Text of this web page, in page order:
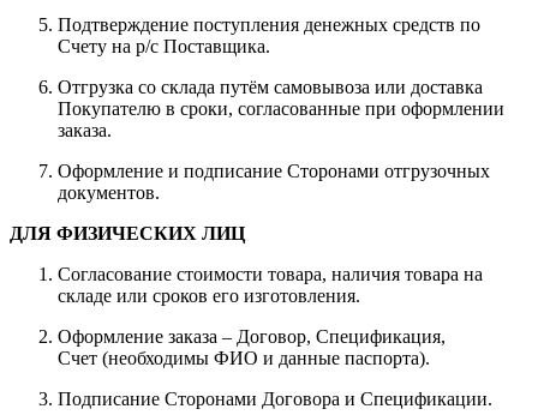
Подтверждение поступления денежных средств по
Счету на р/с Поставщика.
Отгрузка со склада путём самовывоза или доставка
Покупателю в сроки, согласованные при оформлении
заказа.
Оформление и подписание Сторонами отгрузочных
документов.
ДЛЯ ФИЗИЧЕСКИХ ЛИЦ
Согласование стоимости товара, наличия товара на
складе или сроков его изготовления.
Оформление заказа – Договор, Спецификация,
Счет (необходимы ФИО и данные паспорта).
Подписание Сторонами Договора и Спецификации.